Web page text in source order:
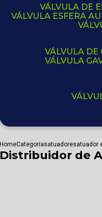
VÁLVULA DE
VÁLVULA ESFERA
VÁLVULA DE
VÁLVULA
HomeCategoriasatuadoresatuador
Distribuidor de